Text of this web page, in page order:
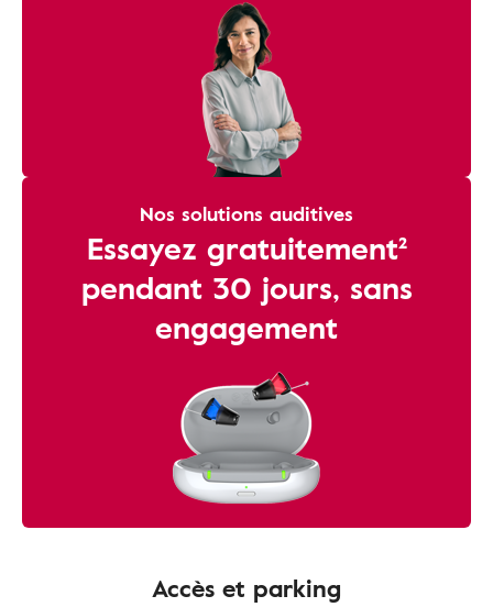
Nos solutions auditives
Essayez gratuitement²
pendant 30 jours, sans
engagement
Accès et parking